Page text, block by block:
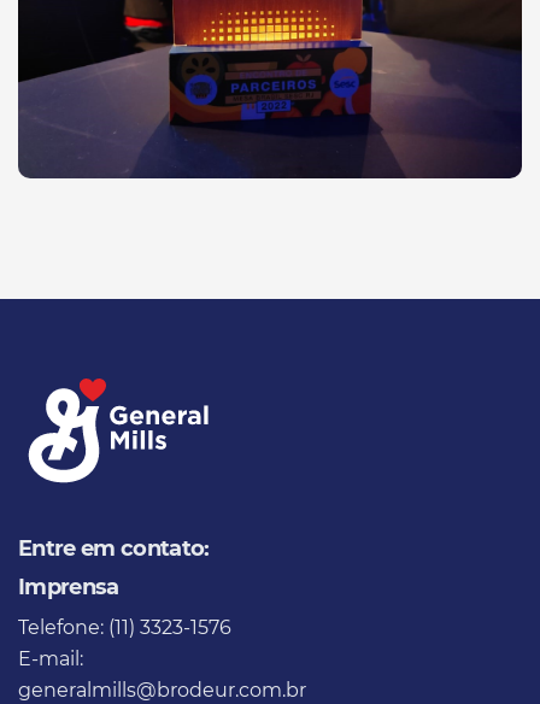
Entre em contato:
Imprensa
Telefone: (11) 3323-1576
E-mail:
generalmills@brodeur.com.br